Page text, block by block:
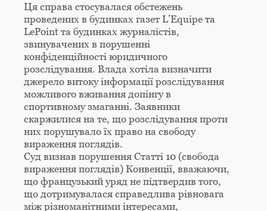
Ця справа стосувалася обстежень
проведених в будинках газет L’Equipe та
LePoint та будинках журналістів,
звинувачених в порушенні
конфіденційності юридичного
розслідування. Влада хотіла визначити
джерело витоку інформації розслідування
можливого вживання допінгу в
спортивному змаганні. Заявники
скаржилися на те, що розслідування проти
них порушувало їх право на свободу
вираження поглядів.
Суд визнав порушення Статті 10 (свобода
вираження поглядів) Конвенції, вважаючи,
що французький уряд не підтвердив того,
що дотримувалася справедлива рівновага
між різноманітними інтересами,